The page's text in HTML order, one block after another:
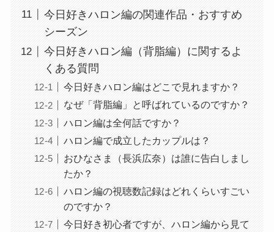
今日好きハロン編の関連作品・おすすめ
シーズン
今日好きハロン編（背脂編）に関するよ
くある質問
今日好きハロン編はどこで見れますか？
なぜ「背脂編」と呼ばれているのですか？
ハロン編は全何話ですか？
ハロン編で成立したカップルは？
おひなさま（長浜広奈）は誰に告白しまし
たか？
ハロン編の視聴数記録はどれくらいすごい
のですか？
今日好き初心者ですが、ハロン編から見て